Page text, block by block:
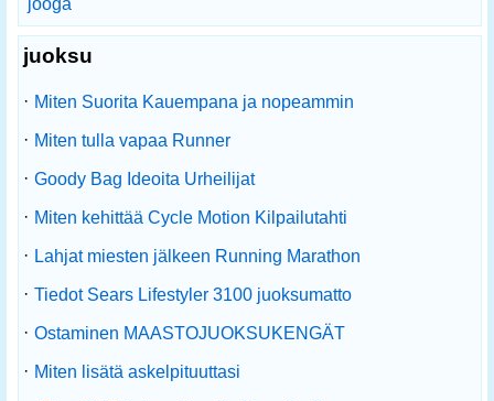
jooga
juoksu
· Miten Suorita Kauempana ja nopeammin
· Miten tulla vapaa Runner
· Goody Bag Ideoita Urheilijat
· Miten kehittää Cycle Motion Kilpailutahti
· Lahjat miesten jälkeen Running Marathon
· Tiedot Sears Lifestyler 3100 juoksumatto
· Ostaminen MAASTOJUOKSUKENGÄT
· Miten lisätä askelpituuttasi